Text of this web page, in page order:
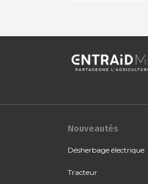
Nouveautés
Désherbage électrique
Tracteur